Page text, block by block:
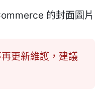
更新維護，建議